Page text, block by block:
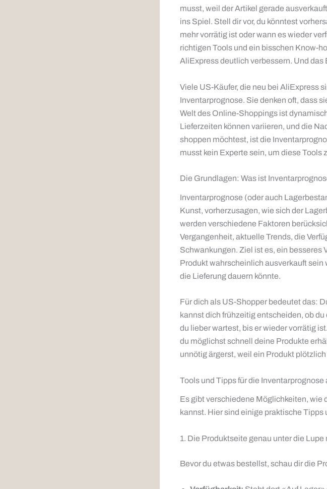
musst, weil der Artikel gerade
ins Spiel. Stell dir vor, du könntest
mehr vorrätig ist oder wann es wieder
richtigen Tools und ein bisschen Know-
AliExpress deutlich verbessern. Und das
Viele US-Käufer, die neu bei AliExpress
Inventarprognose. Sie denken oft, dass
Welt des Online-Shoppings ist
Lieferzeiten können variieren, und die
shoppen möchtest, ist die
musst kein Experte sein, um diese Tools
Die Grundlagen: Was ist
Inventarprognose (oder auch
Kunst, vorherzusagen, wie sich der
werden verschiedene Faktoren
Vergangenheit, aktuelle Trends, die
Schwankungen. Ziel ist es, ein besseres
Produkt wahrscheinlich ausverkauft sein
die Lieferung dauern könnte.
Für dich als US-Shopper bedeutet das:
kannst dich frühzeitig entscheiden, ob
du lieber wartest, bis er wieder vorrätig
du möglichst schnell deine Produkte
unnötig ärgerst, weil ein Produkt
Tools und Tipps für die Inventarprognose
Es gibt verschiedene Möglichkeiten, wie
kannst. Hier sind einige praktische Tipps
1. Die Produktseite genau unter die Lupe
Bevor du etwas bestellst, schau dir die